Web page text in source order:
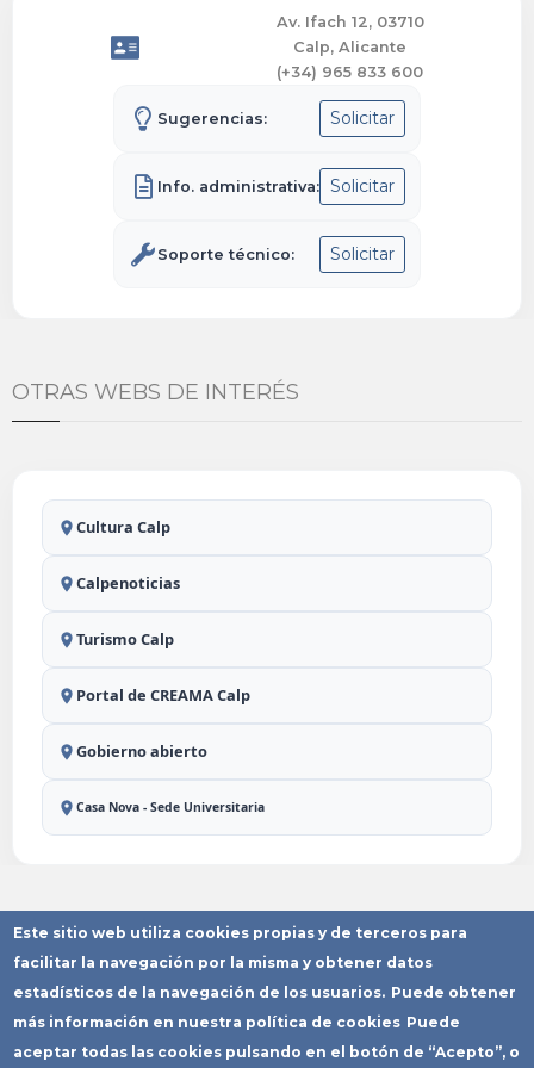
Este sitio web utiliza cookies propias y de terceros para
facilitar la navegación por la misma y obtener datos
estadísticos de la navegación de los usuarios. Puede obtener
más información en nuestra política de cookies Puede
aceptar todas las cookies pulsando en el botón de “Acepto”, o
Av. Ifach 12, 03710
Calp, Alicante
(+34) 965 833 600
Sugerencias: Solicitar
Info. administrativa: Solicitar
Soporte técnico: Solicitar
OTRAS WEBS DE INTERÉS
Cultura Calp
Calpenoticias
Turismo Calp
Portal de CREAMA Calp
Gobierno abierto
Casa Nova - Sede Universitaria
Aviso Legal
Política de
Privacidad
Política de
Cookies
Declaración
Accesibilidad
Mapa del
Copyright © Ayuntamiento de Calp